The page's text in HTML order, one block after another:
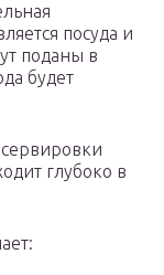
посуда и
поданы в
будет
глубоко в